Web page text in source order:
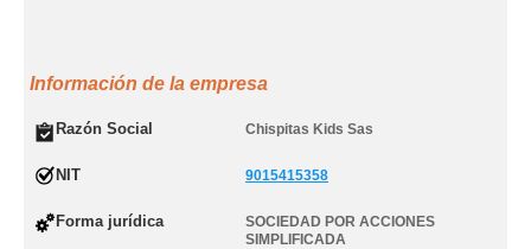
Información de la empresa
Razón Social Chispitas Kids Sas
NIT 9015415358
Forma jurídica
SOCIEDAD POR ACCIONES
SIMPLIFICADA